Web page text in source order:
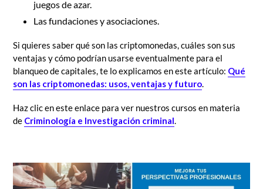
juegos de azar.
Las fundaciones y asociaciones.
Si quieres saber qué son las criptomonedas, cuáles son sus
ventajas y cómo podrían usarse eventualmente para el
blanqueo de capitales, te lo explicamos en este artículo: Qué
son las criptomonedas: usos, ventajas y futuro.
Haz clic en este enlace para ver nuestros cursos en materia
de Criminología e Investigación criminal.